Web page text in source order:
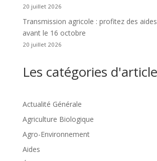
20 juillet 2026
Transmission agricole : profitez des
avant le 16 octobre
20 juillet 2026
Les catégories
Actualité Générale
Agriculture Biologique
Agro-Environnement
Aides